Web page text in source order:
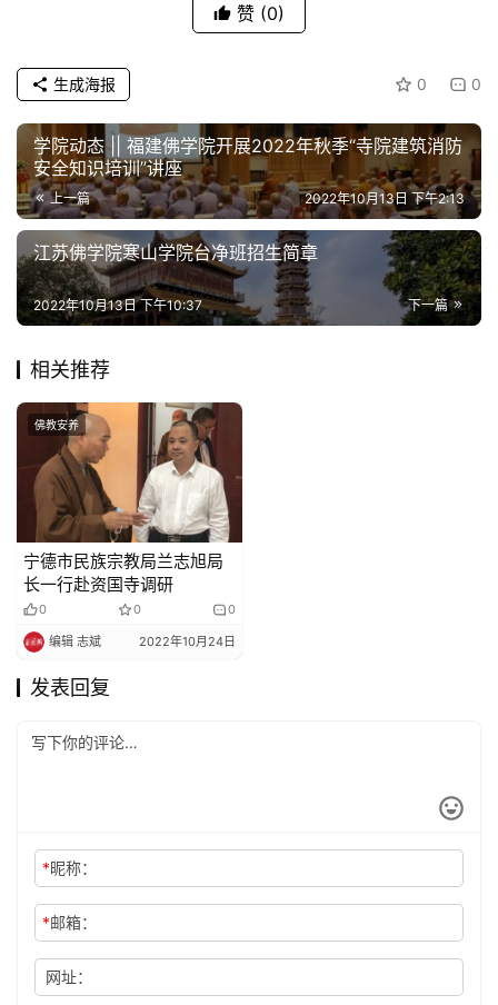
法
规
免
责
声
明
赞 (0)
0 0
生成海报
学院动态 || 福建佛学院开展2022年秋季“寺院建筑消防
安全知识培训”讲座
上一篇 2022年10月13日 下午2:13
江苏佛学院寒山学院台净班招生简章
下一篇
2022年10月13日 下午10:37
相关推荐
佛教安养
宁德市民族宗教局兰志旭局
长一行赴资国寺调研
0 0 0
编辑 志斌 2022年10月24日
发表回复
*昵称：
*邮箱：
网址：